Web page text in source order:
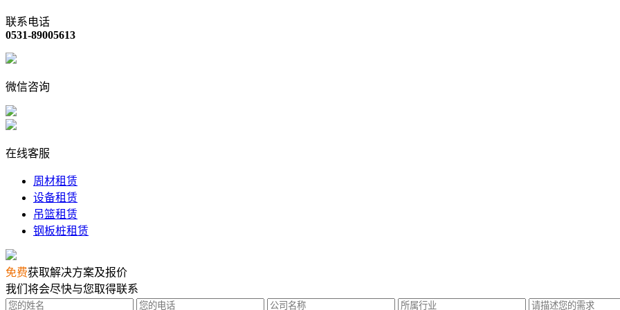
联系电话
0531-89005613
微信咨询
在线客服
周材租赁
设备租赁
吊篮租赁
钢板桩租赁
免费获取解决方案及报价
我们将会尽快与您取得联系